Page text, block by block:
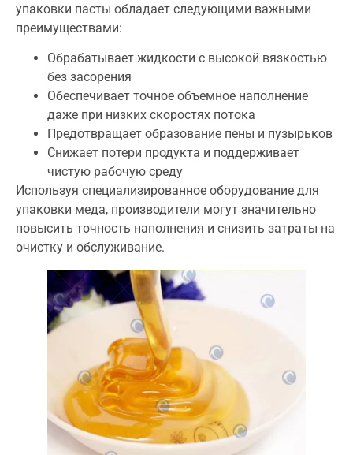
упаковки пасты обладает следующими важными
преимуществами:
Обрабатывает жидкости с высокой вязкостью
без засорения
Обеспечивает точное объемное наполнение
даже при низких скоростях потока
Предотвращает образование пены и пузырьков
Снижает потери продукта и поддерживает
чистую рабочую среду
Используя специализированное оборудование для
упаковки меда, производители могут значительно
повысить точность наполнения и снизить затраты на
очистку и обслуживание.